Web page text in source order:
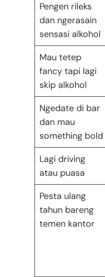
Pengen rileks
dan ngerasain
sensasi alkohol
Mau tetep
fancy tapi lagi
skip alkohol
Ngedate di bar
dan mau
something bold
Lagi driving
atau puasa
Pesta ulang
tahun bareng
temen kantor